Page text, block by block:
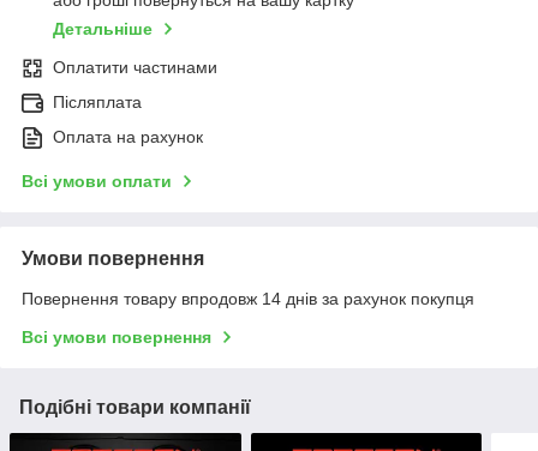
Детальніше
Оплатити частинами
Післяплата
Оплата на рахунок
Всі умови оплати
Умови повернення
Повернення товару впродовж 14 днів за рахунок покупця
Всі умови повернення
Подібні товари компанії